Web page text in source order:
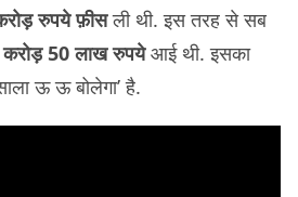
रुपये फ़ीसली थी. इस तरह से सब
50 लाख रुपयेआई थी. इसका
ऊ ऊ बोलेगा’ है.